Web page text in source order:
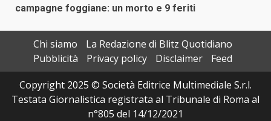
campagne foggiane: un morto e 9 feriti
Chi siamo
La Redazione di Blitz Quotidiano
Pubblicità
Privacy policy Disclaimer
Feed
Copyright 2025 © Società Editrice Multimediale S.r.l.
Testata Giornalistica registrata al Tribunale di Roma al
n°805 del 14/12/2021